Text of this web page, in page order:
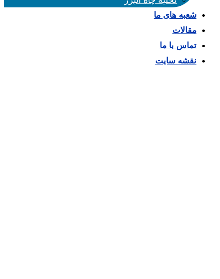
شعبه های ما
مقالات
تماس با ما
نقشه سایت